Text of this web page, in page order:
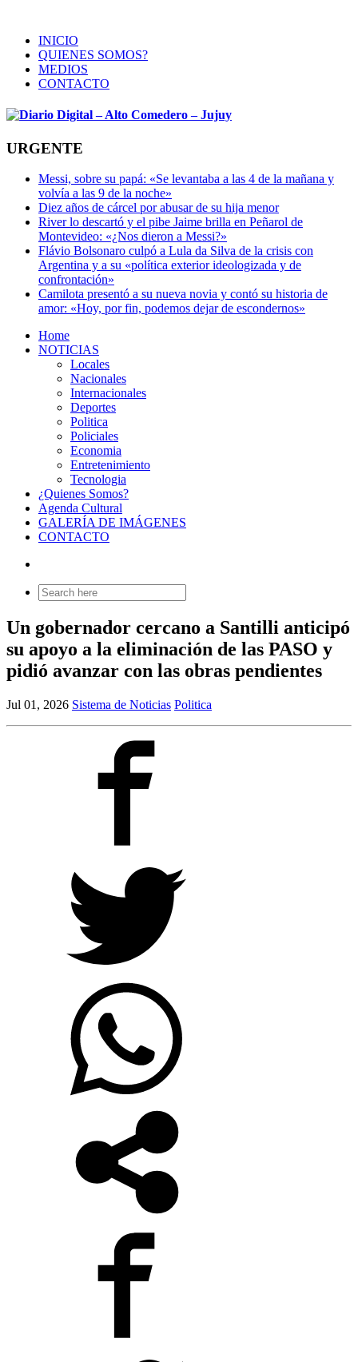
INICIO
QUIENES SOMOS?
MEDIOS
CONTACTO
URGENTE
Messi, sobre su papá: «Se levantaba a las 4 de la mañana y
volvía a las 9 de la noche»
Diez años de cárcel por abusar de su hija menor
River lo descartó y el pibe Jaime brilla en Peñarol de
Montevideo: «¿Nos dieron a Messi?»
Flávio Bolsonaro culpó a Lula da Silva de la crisis con
Argentina y a su «política exterior ideologizada y de
confrontación»
Camilota presentó a su nueva novia y contó su historia de
amor: «Hoy, por fin, podemos dejar de escondernos»
Home
NOTICIAS
Locales
Nacionales
Internacionales
Deportes
Politica
Policiales
Economia
Entretenimiento
Tecnologia
¿Quienes Somos?
Agenda Cultural
GALERÍA DE IMÁGENES
CONTACTO
Search
for:
Un gobernador cercano a Santilli anticipó
su apoyo a la eliminación de las PASO y
pidió avanzar con las obras pendientes
Jul 01, 2026 Sistema de Noticias Politica